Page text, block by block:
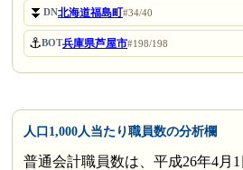
⏬DN北海道福島町#34/40
⚓BOT兵庫県芦屋市#198/198
人口1,000人当たり職員数の分析欄
普通会計職員数は、平成26年4月